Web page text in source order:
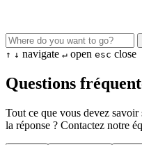
↑ ↓ navigate ↵ open esc close
Questions
Tout ce que vous devez
la réponse ? Contactez notre